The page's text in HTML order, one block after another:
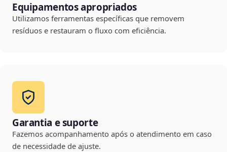
Equipamentos apropriados
Utilizamos ferramentas específicas que removem
resíduos e restauram o fluxo com eficiência.
Garantia e suporte
Fazemos acompanhamento após o atendimento em caso
de necessidade de ajuste.